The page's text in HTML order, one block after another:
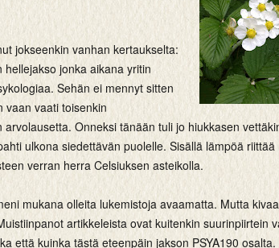
jokseenkin vanhan kertaukselta:
hellejakso jonka aikana yritin
Sehän ei mennyt sitten
vaan vaati toisenkin
Onneksi tänään tuli jo hiukkasen
ulkona siedettävän puolelle. Sisällä lämpöä riittää
verran herra Celsiuksen asteikolla.
mukana olleita lukemistoja avaamatta. Mutta
artikkeleista ovat kuitenkin suurinpiirtein
että kuinka tästä eteenpäin jakson PSYA190 osalta.